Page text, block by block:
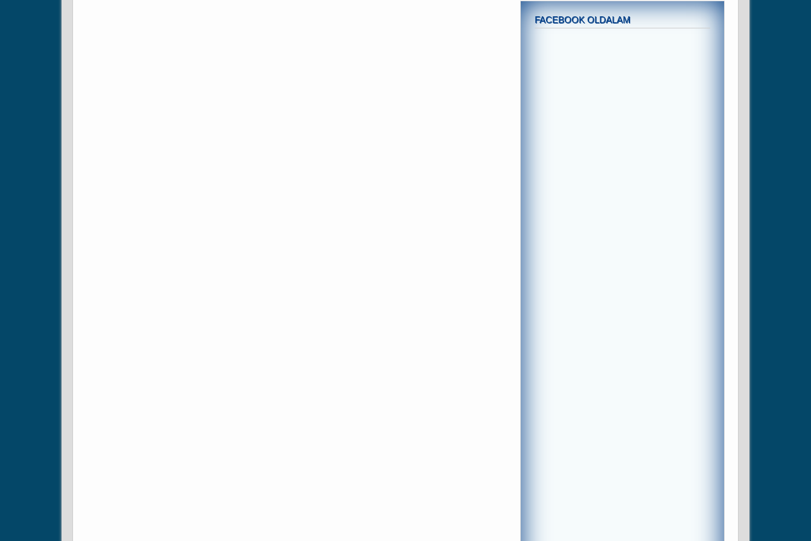
FACEBOOK OLDALAM